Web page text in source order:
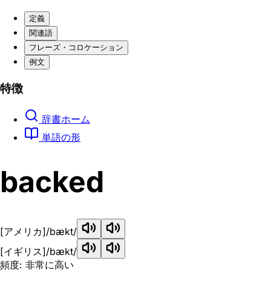
定義
関連語
フレーズ・コロケーション
例文
特徴
辞書ホーム
単語の形
backed
[アメリカ]/bækt/
[イギリス]/bækt/
頻度: 非常に高い